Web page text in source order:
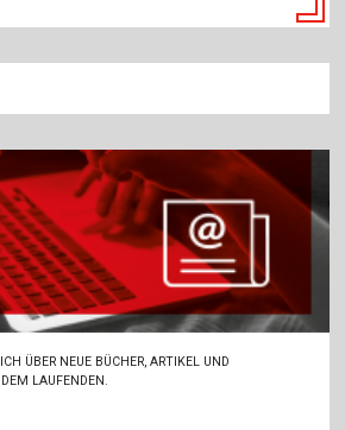
ÜBER NEUE BÜCHER, ARTIKEL UND
LAUFENDEN.